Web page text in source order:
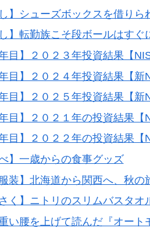
し】シューズボックスを借り
】転勤族こそ段ボールはすぐ
目】２０２３年投資結果【
目】２０２４年投資結果【新
目】２０２５年投資結果【新
目】２０２１年の投資結果【
目】２０２２年の投資結果【
】一歳からの食事グッズ
装】北海道から関西へ、秋の
く】ニトリのスリムバスタオ
重い腰を上げて読んだ『オー